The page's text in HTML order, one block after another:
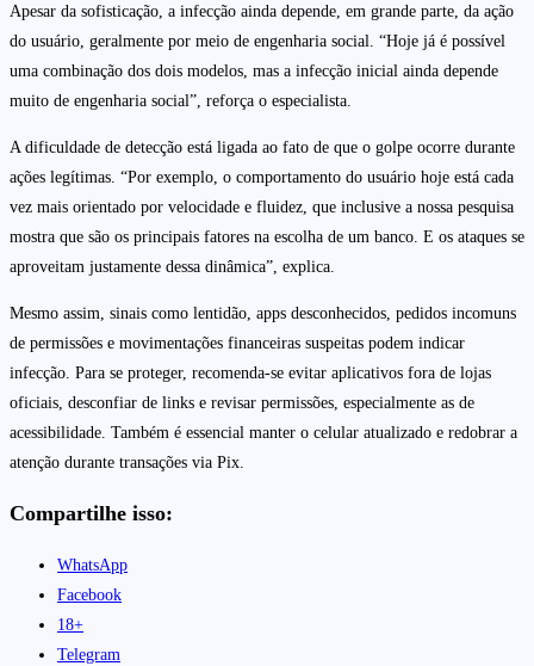
Apesar da sofisticação, a infecção ainda depende, em grande parte, da ação
do usuário, geralmente por meio de engenharia social. “Hoje já é possível
uma combinação dos dois modelos, mas a infecção inicial ainda depende
muito de engenharia social”, reforça o especialista.
A dificuldade de detecção está ligada ao fato de que o golpe ocorre durante
ações legítimas. “Por exemplo, o comportamento do usuário hoje está cada
vez mais orientado por velocidade e fluidez, que inclusive a nossa pesquisa
mostra que são os principais fatores na escolha de um banco. E os ataques se
aproveitam justamente dessa dinâmica”, explica.
Mesmo assim, sinais como lentidão, apps desconhecidos, pedidos incomuns
de permissões e movimentações financeiras suspeitas podem indicar
infecção. Para se proteger, recomenda-se evitar aplicativos fora de lojas
oficiais, desconfiar de links e revisar permissões, especialmente as de
acessibilidade. Também é essencial manter o celular atualizado e redobrar a
atenção durante transações via Pix.
Compartilhe isso:
WhatsApp
Facebook
18+
Telegram